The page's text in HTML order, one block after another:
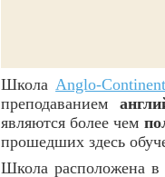
ШколаAnglo-
преподаванием
являются более чем
прошедших здесь
Школа расположена